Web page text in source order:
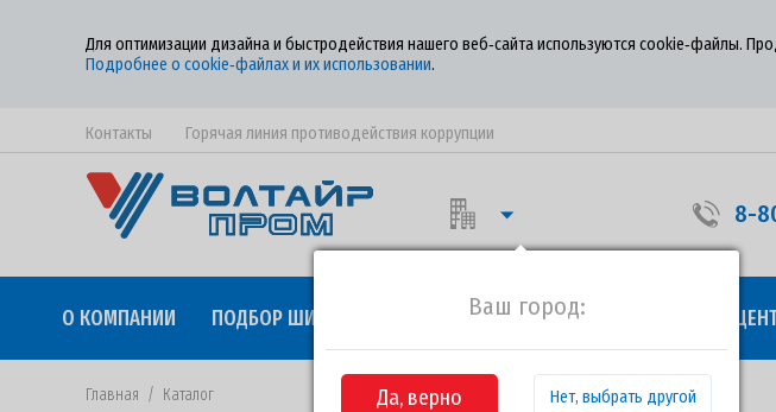
Для оптимизации дизайна и быстродействия нашего веб‑сайта используются cookie‑файлы.
Подробнее о cookie‑файлах и их использовании.
Контакты Горячая линия противодействия коррупции
Ваш город:
Да, верно Нет, выбрать другой
8-
О КОМПАНИИ ПОДБОР ШИН СОТРУДНИЧЕСТВО ПРЕСС-
Главная / Каталог